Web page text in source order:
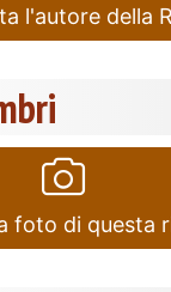
l'autore della
foto di questa